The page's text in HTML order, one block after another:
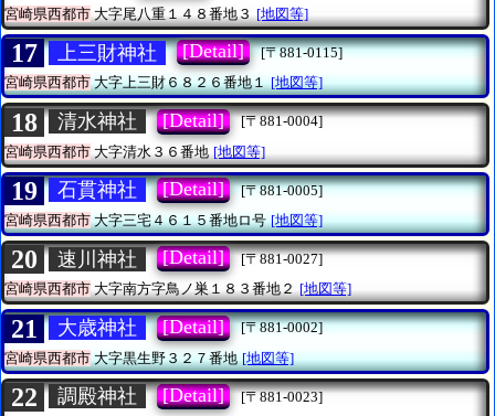
宮崎県西都市 大字尾八重１４８番地３ [地図等]
17 上三財神社 [Detail]
[〒881-0115]
宮崎県西都市大字上三財６８２６番地１ [地図等]
18 清水神社 [Detail]
[〒881-0004]
宮崎県西都市 大字清水３６番地 [地図等]
19 石貫神社 [Detail]
[〒881-0005]
宮崎県西都市大字三宅４６１５番地ロ号 [地図等]
20 速川神社 [Detail]
[〒881-0027]
宮崎県西都市大字南方字鳥ノ巣１８３番地２ [地図等]
21 大歳神社 [Detail]
[〒881-0002]
宮崎県西都市大字黒生野３２７番地 [地図等]
22 調殿神社 [Detail]
[〒881-0023]